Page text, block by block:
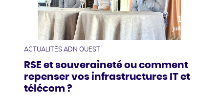
10
juillet
ACTUALITÉS ADN OUEST
RSE et souveraineté ou comment
repenser vos infrastructures IT et
télécom ?